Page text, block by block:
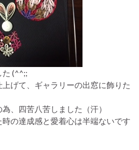
た (^^;;
げて、ギャラリーの出窓に飾りた
、四苦八苦しました（汗）
の達成感と愛着心は半端ないです